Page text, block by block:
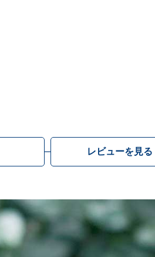
レビューを見る